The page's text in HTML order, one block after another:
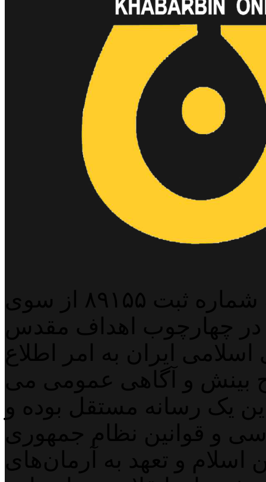
پایگاه خبری خبربین آنلاین به شماره ثبت ۸۹۱۵۵ از سوی
در چهارچوب اهداف مقدس
ایران به امر اطلاع
بینش و آگاهی عمومی می
یک رسانه مستقل بوده و
و قوانین نظام جمهوری
و تعهد به آرمان‌های